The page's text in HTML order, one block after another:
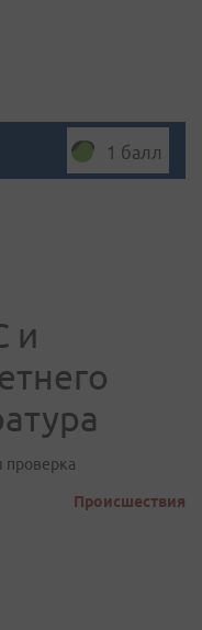
1 балл
и
проверка
Происшествия